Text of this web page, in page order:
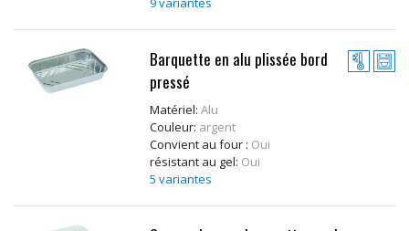
Barquette en alu plissée bord
pressé
Matériel:Alu
Couleur: argent
Convient au four : Oui
résistant au gel: Oui
5 variantes